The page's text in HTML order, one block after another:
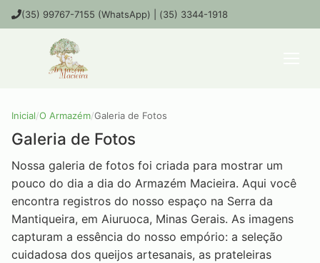
(35) 99767-7155 (WhatsApp) | (35) 3344-1918
Inicial/O Armazém/Galeria de Fotos
Galeria de Fotos
Nossa galeria de fotos foi criada para mostrar um
pouco do dia a dia do Armazém Macieira. Aqui você
encontra registros do nosso espaço na Serra da
Mantiqueira, em Aiuruoca, Minas Gerais. As imagens
capturam a essência do nosso empório: a seleção
cuidadosa dos queijos artesanais, as prateleiras